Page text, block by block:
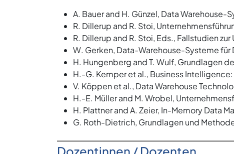
A. Bauer and H. Günzel, Data
R. Dillerup and R. Stoi,
R. Dillerup and R. Stoi, Eds., Fallstudien
W. Gerken, Data-Warehouse-Systeme
H. Hungenberg and T. Wulf, Grundlagen
H.-G. Kemper et al., Business
V. Köppen et al., Data Warehouse
H.-E. Müller and M. Wrobel,
H. Plattner and A. Zeier, In-Memory Data
G. Roth-Dietrich, Grundlagen und